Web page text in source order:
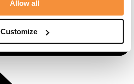
Allow all
Customize